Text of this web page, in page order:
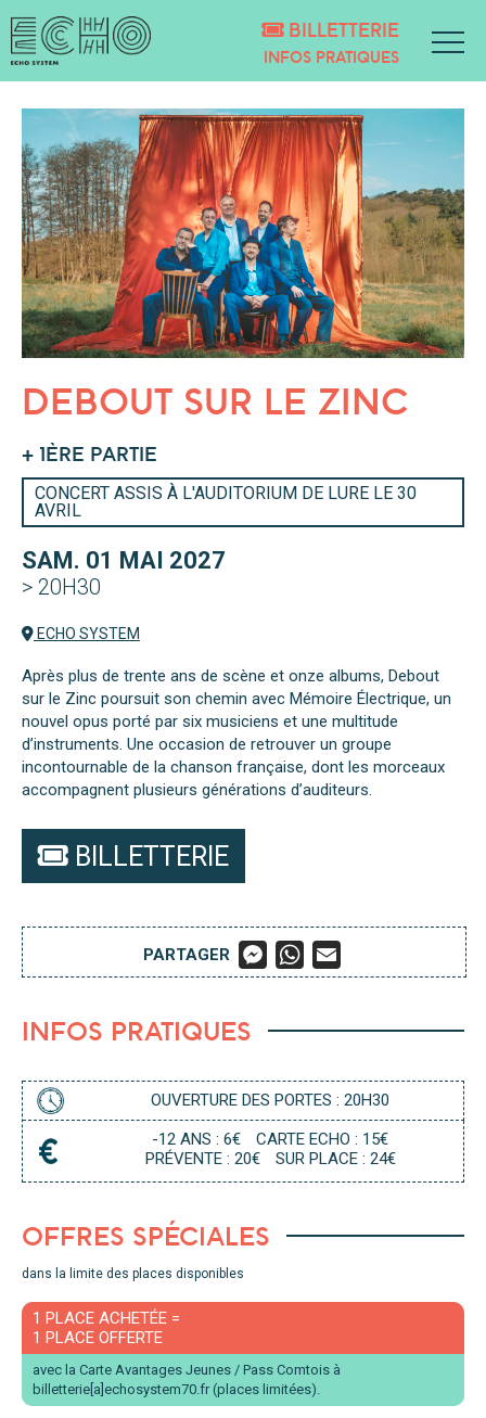
BILLETTERIE
INFOS PRATIQUES
DEBOUT SUR LE ZINC
+ 1ÈRE PARTIE
CONCERT ASSIS À L'AUDITORIUM DE LURE LE 30
AVRIL
SAM. 01 MAI 2027
> 20H30
ECHO SYSTEM
Après plus de trente ans de scène et onze albums, Debout
sur le Zinc poursuit son chemin avec Mémoire Électrique, un
nouvel opus porté par six musiciens et une multitude
d’instruments. Une occasion de retrouver un groupe
incontournable de la chanson française, dont les morceaux
accompagnent plusieurs générations d’auditeurs.
BILLETTERIE
PARTAGER
M
E
S
N
R
W
H
A
A
A
INFOS PRATIQUES
OUVERTURE DES PORTES : 20H30
-12 ANS : 6€
CARTE ECHO : 15€
PRÉVENTE : 20€
SUR PLACE : 24€
OFFRES SPÉCIALES
dans la limite des places disponibles
1 PLACE ACHETÉE =
1 PLACE OFFERTE
avec la Carte Avantages Jeunes / Pass Comtois à
billetterie[a]echosystem70.fr (places limitées).